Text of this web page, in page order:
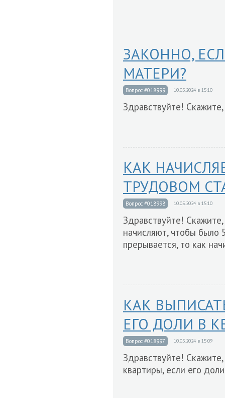
ЗАКОННО,
МАТЕРИ?
Вопрос #018999 10.05.2024 в 15:10
Здравствуйте!
КАК
ТРУДОВОМ
Вопрос #018998 10.05.2024 в 15:10
Здравствуйте!
начисляют, чтобы было
прерывается, то как
КАК
ЕГО ДОЛИ В
Вопрос #018997 10.05.2024 в 15:09
Здравствуйте!
квартиры, если его